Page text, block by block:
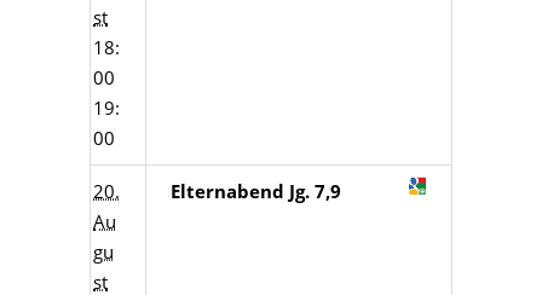
st
18:
00
19:
00
20.
Au
gu
st
Elternabend Jg. 7,9